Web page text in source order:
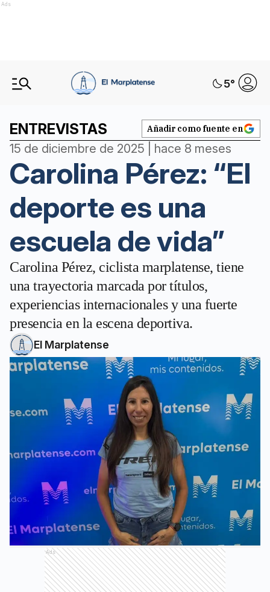
Ads
5°
ENTREVISTAS Añadir como fuente en
15 de diciembre de 2025 | hace 8 meses
Carolina Pérez: “El
deporte es una
escuela de vida”
Carolina Pérez, ciclista marplatense, tiene
una trayectoria marcada por títulos,
experiencias internacionales y una fuerte
presencia en la escena deportiva.
El Marplatense
Ads